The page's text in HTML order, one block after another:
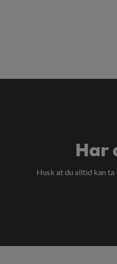
Har
Husk at du alltid kan